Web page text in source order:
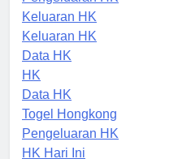
Pengeluaran HK
Keluaran HK
Keluaran HK
Data HK
HK
Data HK
Togel Hongkong
Pengeluaran HK